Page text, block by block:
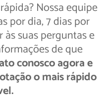
Nossa equipe
por dia, 7 dias por
suas perguntas e
de que
conosco agora e
o mais rápido